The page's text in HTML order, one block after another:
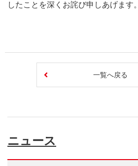
したことを深くお詫び申しあげます。
一覧へ戻る
ニュース